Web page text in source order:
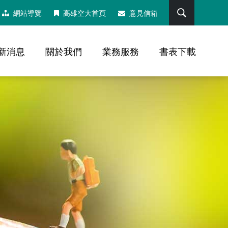
網站導覽 高雄空大首頁 意見信箱
消息 關於我們 業務服務 書表下載